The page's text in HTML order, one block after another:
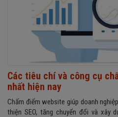
Các tiêu chí và công cụ
nhất hiện nay
Chấm điểm website giúp doanh
thiện SEO, tăng chuyển đổi và xây